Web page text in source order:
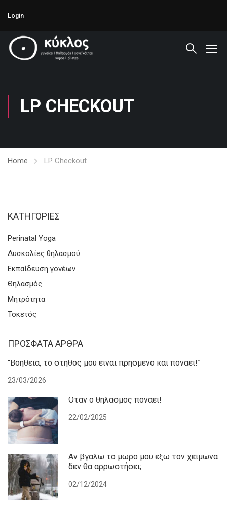
Login
LP CHECKOUT
Home LP Checkout
KΑΤΗΓΟΡΊΕΣ
Perinatal Yoga
Δυσκολίες θηλασμού
Εκπαίδευση γονέων
Θηλασμός
Μητρότητα
Τοκετός
ΠΡΌΣΦΑΤΑ ΆΡΘΡΑ
“Βοήθεια, το στήθος μου είναι πρησμένο και πονάει!”
23/03/2026
Όταν ο θηλασμός πονάει!
22/02/2025
Αν βγάλω το μωρό μου έξω τον χειμώνα
δεν θα αρρωστήσει;
02/12/2024